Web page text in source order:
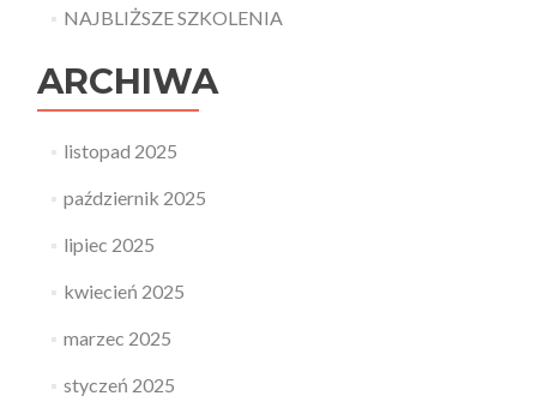
NAJBLIŻSZE SZKOLENIA
ARCHIWA
listopad 2025
październik 2025
lipiec 2025
kwiecień 2025
marzec 2025
styczeń 2025